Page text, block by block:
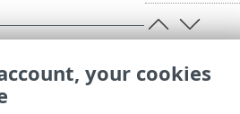
your cookies